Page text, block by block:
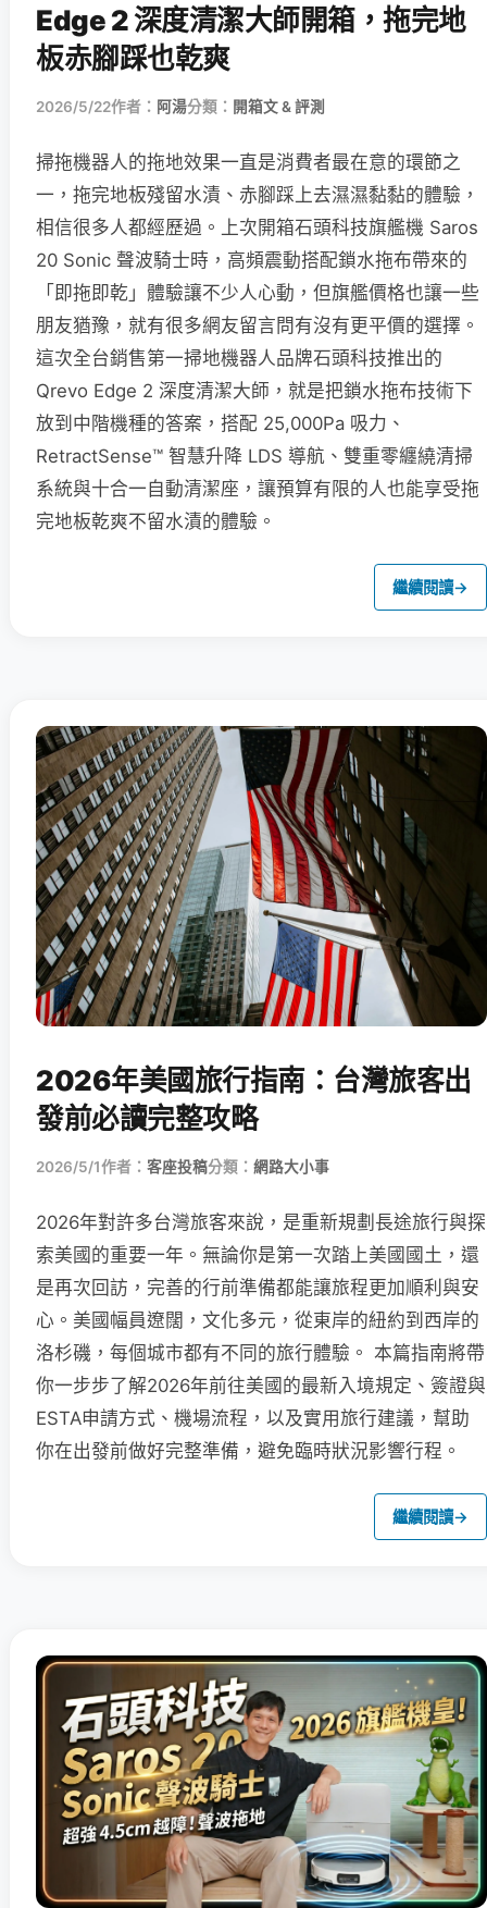
Edge 2 深度清潔大師開箱，拖完地
板赤腳踩也乾爽
2026/5/22作者： 阿湯分類： 開箱文 & 評測
掃拖機器人的拖地效果一直是消費者最在意的環節之
一，拖完地板殘留水漬、赤腳踩上去濕濕黏黏的體驗，
相信很多人都經歷過。上次開箱石頭科技旗艦機 Saros
20 Sonic 聲波騎士時，高頻震動搭配鎖水拖布帶來的
「即拖即乾」體驗讓不少人心動，但旗艦價格也讓一些
朋友猶豫，就有很多網友留言問有沒有更平價的選擇。
這次全台銷售第一掃地機器人品牌石頭科技推出的
Qrevo Edge 2 深度清潔大師，就是把鎖水拖布技術下
放到中階機種的答案，搭配 25,000Pa 吸力、
RetractSense™ 智慧升降 LDS 導航、雙重零纏繞清掃
系統與十合一自動清潔座，讓預算有限的人也能享受拖
完地板乾爽不留水漬的體驗。
繼續閱讀→
2026年美國旅行指南：台灣旅客出
發前必讀完整攻略
2026/5/1作者： 客座投稿分類： 網路大小事
2026年對許多台灣旅客來說，是重新規劃長途旅行與探
索美國的重要一年。無論你是第一次踏上美國國土，還
是再次回訪，完善的行前準備都能讓旅程更加順利與安
心。美國幅員遼闊，文化多元，從東岸的紐約到西岸的
洛杉磯，每個城市都有不同的旅行體驗。 本篇指南將帶
你一步步了解2026年前往美國的最新入境規定、簽證與
ESTA申請方式、機場流程，以及實用旅行建議，幫助
你在出發前做好完整準備，避免臨時狀況影響行程。
繼續閱讀→